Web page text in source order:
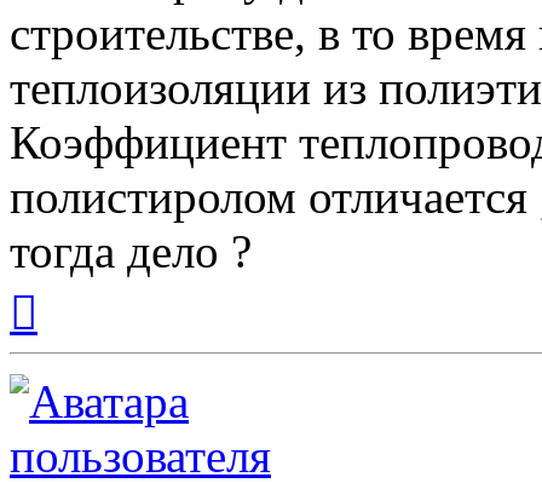
строительстве, в то
теплоизоляции из
Коэффициент
полистиролом
тогда дело ?
началу